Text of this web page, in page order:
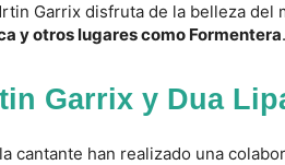
Garrix disfruta de la belleza del
y otros lugares como Formentera.
Garrix y Dua
cantante han realizado una